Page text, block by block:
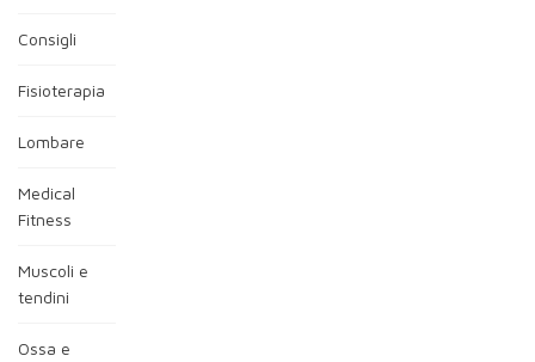
Consigli
Fisioterapia
Lombare
Medical
Fitness
Muscoli e
tendini
Ossa e